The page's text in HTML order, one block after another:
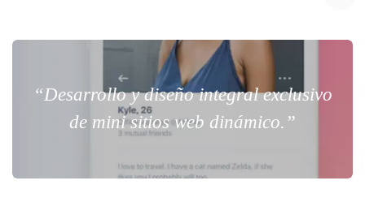
“Desarrollo y diseño integral exclusivo
de mini sitios web dinámico.”